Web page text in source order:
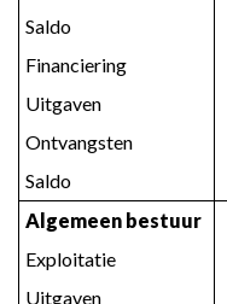
Saldo
Financiering
Uitgaven
Ontvangsten
Saldo
Algemeen bestuur
Exploitatie
Uitgaven